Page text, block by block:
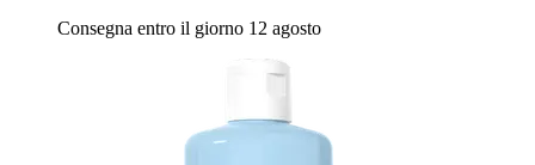
Consegna entro il giorno 12 agosto